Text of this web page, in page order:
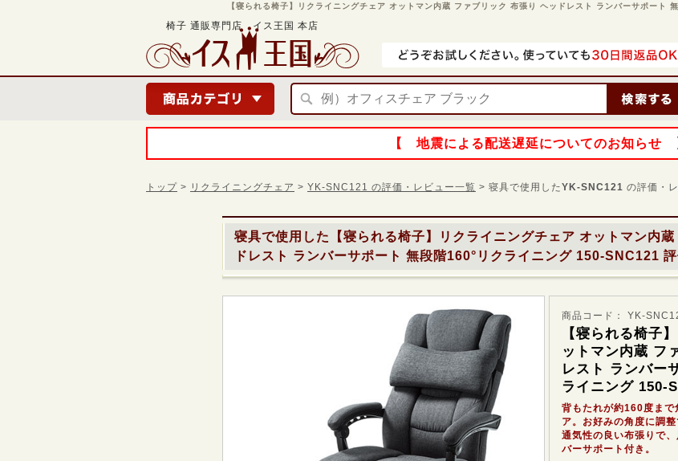
【寝られる椅子】リクライニングチェア オットマン内蔵 ファブリック 布張り ヘッドレスト ランバーサポー
椅子 通販専門店 イス王国 本店
【 地震による配送遅延についてのお知らせ
トップ > リクライニングチェア > YK-SNC121 の評価・レビュー一覧 > 寝具で使用したYK-SNC121 の評価・
寝具で使用した
【寝られる椅子】リクライニングチェア オットマン内
ドレスト ランバーサポート 無段階160°リクライニング 150-SNC121
商品コード： YK-
【寝られる椅子
ットマン内蔵 フ
レスト ランバー
ライニング 150-
背もたれが約160度まで
ア。お好みの角度に調
通気性の良い布張りで
バーサポート付き。